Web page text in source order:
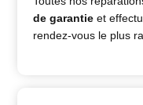
de garantie et
rendez-vous le plus